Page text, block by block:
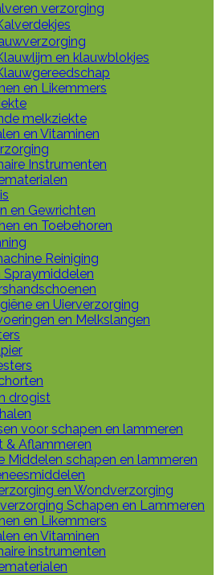
verzorging
en klauwblokjes
en Likemmers
melkziekte
en Vitaminen
Instrumenten
en Gewrichten
en Toebehoren
Reiniging
Spraymiddelen
en Uierverzorging
en Melkslangen
drogist
voor schapen en lammeren
& Aflammeren
Middelen schapen en lammeren
en Wondverzorging
Schapen en Lammeren
en Likemmers
en Vitaminen
instrumenten